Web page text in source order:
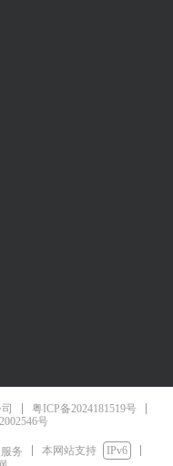
粤ICP备2024181519号
号
务 本网站支持
IPv6